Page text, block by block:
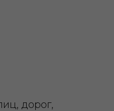
дорог,